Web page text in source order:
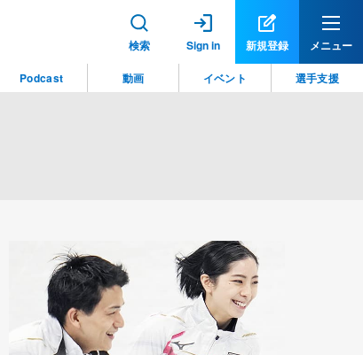
検索 Sign in 新規登録 メニュー
Podcast 動画 イベント 選手支援